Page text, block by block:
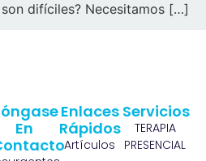
difíciles? Necesitamos […]
Servicios
TERAPIA
PRESENCIAL
Enlaces
Rápidos
Artículos
En